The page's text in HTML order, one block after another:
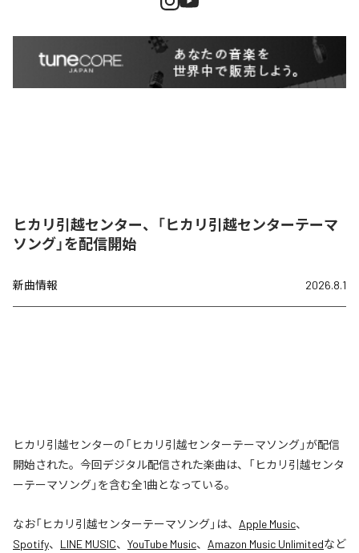
ヒカリ引越センター、「ヒカリ引越センターテーマ
ソング」を配信開始
新曲情報 2026.8.1
ヒカリ引越センターの「ヒカリ引越センターテーマソング」が配信
開始された。今回デジタル配信された楽曲は、「ヒカリ引越センタ
ーテーマソング」を含む全1曲となっている。
なお「ヒカリ引越センターテーマソング」は、 Apple Music、
Spotify、 LINE MUSIC、 YouTube Music、 Amazon Music Unlimitedなど